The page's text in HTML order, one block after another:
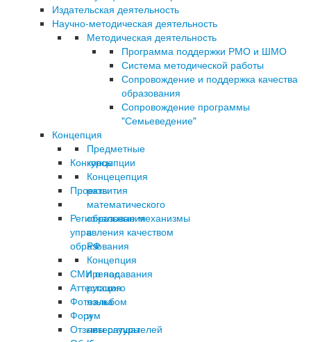
Издательская деятельность
Научно-методическая деятельность
Методическая деятельность
Программа поддержки РМО и ШМО
Система методической работы
Сопровождение и поддержка качества
образования
Сопровождение программы
"Семьеведение"
Концепция
Предметные
концепции
Концецепция
развития
математического
образования
в
РФ
Концепция
преподавания
русского
языка
и
литературы
Конкурсы
Проекты
Региональные механизмы
управления качеством
образования
СМИ о нас
Аттестация
Фотоальбом
Форум
Отзывы слушателей